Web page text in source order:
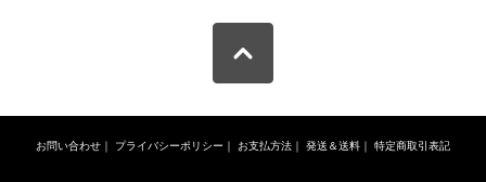
お問い合わせ プライバシーポリシー お支払方法 発送＆送料 特定商取引表記